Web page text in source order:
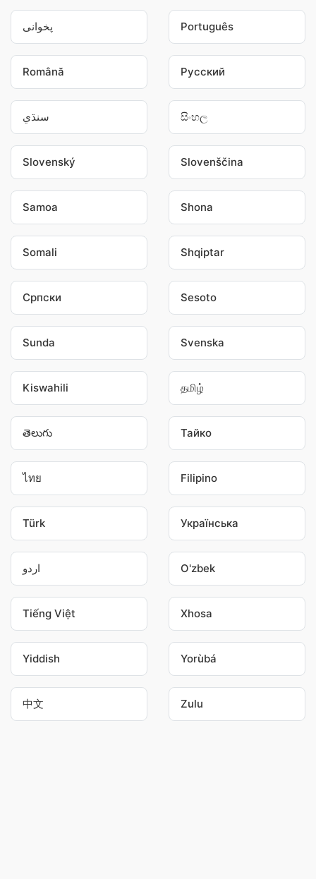
پخوانی Português
Română Pусский
سنڌي සිංහල
Slovenský Slovenščina
Samoa Shona
Somali Shqiptar
Српски Sesoto
Sunda Svenska
Kiswahili தமிழ்
తెలుగు Тайко
ไทย Filipino
Türk Українська
اردو O'zbek
Tiếng Việt Xhosa
Yiddish Yorùbá
中文 Zulu